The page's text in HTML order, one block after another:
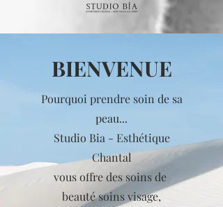
BIENVENUE
Pourquoi prendre soin de sa
peau...
Studio Bia - Esthétique
Chantal
vous offre des soins de
beauté soins visage,